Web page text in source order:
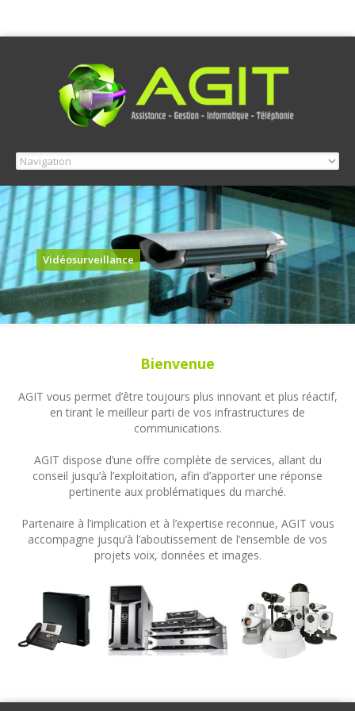
Vidéosurveillance
Bienvenue
AGIT vous permet d’être toujours plus innovant et plus réactif,
en tirant le meilleur parti de vos infrastructures de
communications.
AGIT dispose d’une offre complète de services, allant du
conseil jusqu’à l’exploitation, afin d’apporter une réponse
pertinente aux problématiques du marché.
Partenaire à l’implication et à l’expertise reconnue, AGIT vous
accompagne jusqu’à l’aboutissement de l’ensemble de vos
projets voix, données et images.